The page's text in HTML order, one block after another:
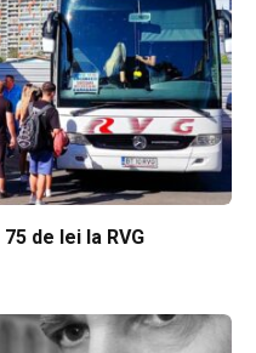
de lei la RVG